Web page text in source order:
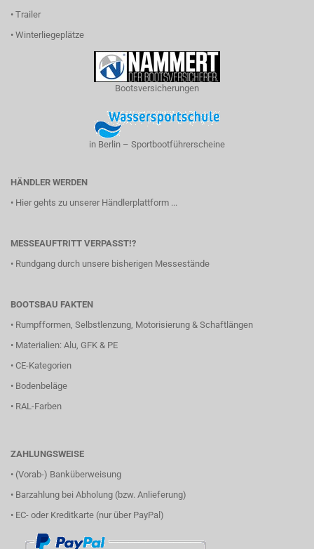
• Trailer
• Winterliegeplätze
Bootsversicherungen
in Berlin – Sportbootführerscheine
HÄNDLER WERDEN
• Hier gehts zu unserer Händlerplattform ...
MESSEAUFTRITT VERPASST!?
• Rundgang durch unsere bisherigen Messestände
BOOTSBAU FAKTEN
• Rumpfformen, Selbstlenzung, Motorisierung & Schaftlängen
• Materialien: Alu, GFK & PE
• CE-Kategorien
• Bodenbeläge
• RAL-Farben
ZAHLUNGSWEISE
• (Vorab-) Banküberweisung
• Barzahlung bei Abholung (bzw. Anlieferung)
• EC- oder Kreditkarte (nur über PayPal)